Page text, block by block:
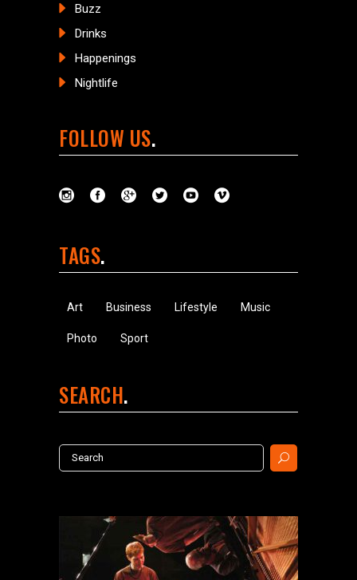
Buzz
Drinks
Happenings
Nightlife
FOLLOW US
TAGS
Art Business Lifestyle Music
Photo Sport
SEARCH
Search
for: